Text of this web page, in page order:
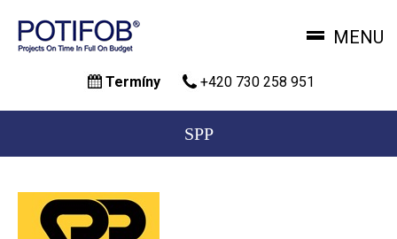
hlavnímu
MENU
Termíny +420 730 258 951
SPP